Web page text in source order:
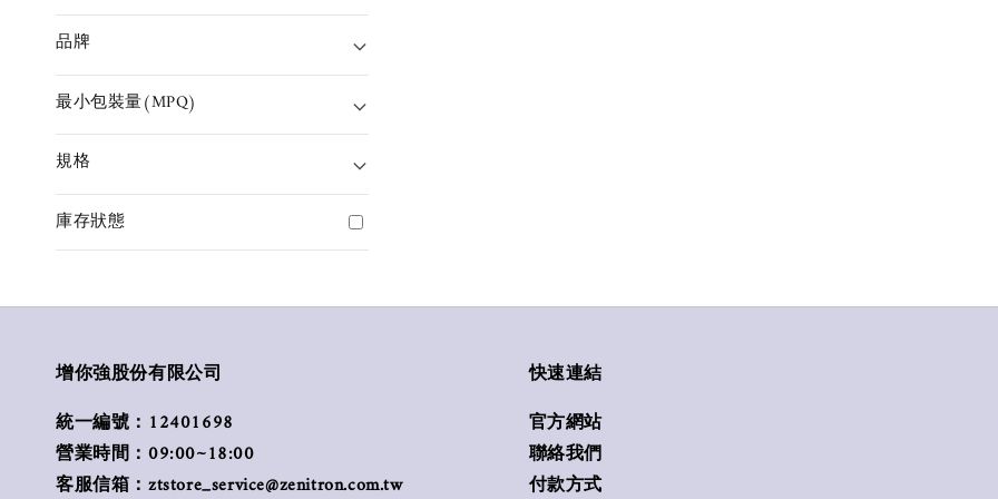
品牌
最小包裝量(MPQ)
規格
庫存狀態
增你強股份有限公司
統一編號：12401698
營業時間：09:00~18:00
客服信箱：ztstore_service@zenitron.com.tw
快速連結
官方網站
聯絡我們
付款方式